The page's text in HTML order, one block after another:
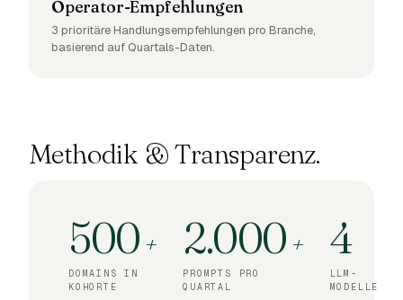
Operator-Empfehlungen
3 prioritäre Handlungsempfehlungen pro Branche,
basierend auf Quartals-Daten.
Methodik & Transparenz.
500 +
DOMAINS IN
KOHORTE
2.000 +
PROMPTS PRO
QUARTAL
4
LLM-
MODELLE